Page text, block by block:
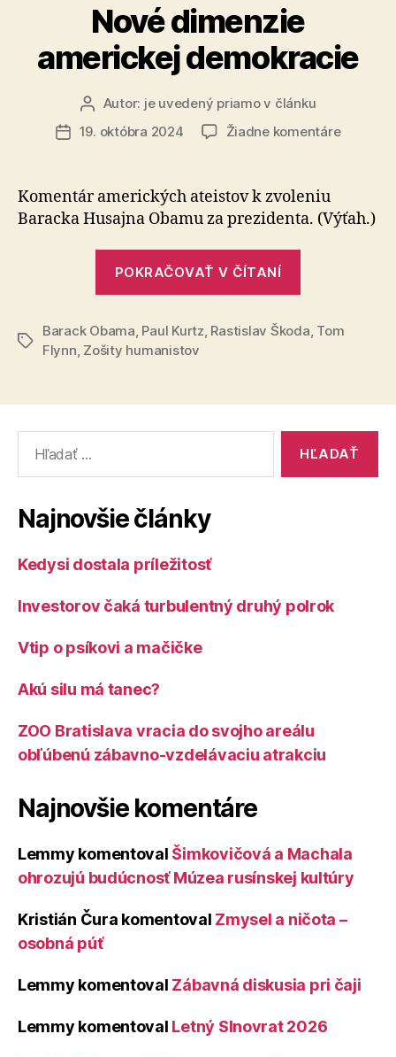
Nové dimenzie
americkej demokracie
Autor
článku
Autor: je uvedený priamo v článku
Dátum
19. októbra 2024 Žiadne komentárena
Komentár amerických ateistov k zvo­le­niu
Baracka Hu­saj­na Obamu za pre­zi­den­ta. (Výťah.)
POKRAČOVAŤ V ČÍTANÍ
demokracie“
Značky
Barack Obama, Paul Kurtz, Rastislav Škoda, Tom
Flynn, Zošity humanistov
Najnovšie články
Kedysi dostala príležitosť
Investorov čaká turbulentný druhý polrok
Vtip o psíkovi a mačičke
Akú silu má tanec?
ZOO Bratislava vracia do svojho areálu
obľúbenú zábavno-vzdelávaciu atrakciu
Najnovšie komentáre
Lemmy komentoval Šimkovičová a Machala
ohrozujú budúcnosť Múzea rusínskej kultúry
Kristián Čura komentoval Zmysel a ničota –
osobná púť
Lemmy komentoval Zábavná diskusia pri čaji
Lemmy komentoval Letný Slnovrat 2026